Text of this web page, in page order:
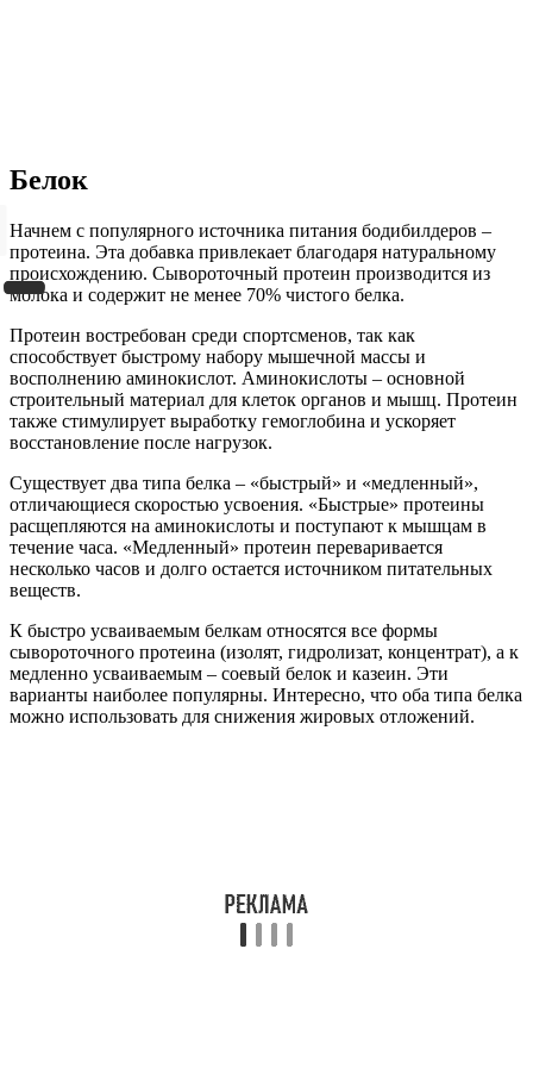
Белок
Начнем с популярного источника питания бодибилдеров –
протеина. Эта добавка привлекает благодаря натуральному
происхождению. Сывороточный протеин производится из
молока и содержит не менее 70% чистого белка.
Протеин востребован среди спортсменов, так как
способствует быстрому набору мышечной массы и
восполнению аминокислот. Аминокислоты – основной
строительный материал для клеток органов и мышц. Протеин
также стимулирует выработку гемоглобина и ускоряет
восстановление после нагрузок.
Существует два типа белка – «быстрый» и «медленный»,
отличающиеся скоростью усвоения. «Быстрые» протеины
расщепляются на аминокислоты и поступают к мышцам в
течение часа. «Медленный» протеин переваривается
несколько часов и долго остается источником питательных
веществ.
К быстро усваиваемым белкам относятся все формы
сывороточного протеина (изолят, гидролизат, концентрат), а к
медленно усваиваемым – соевый белок и казеин. Эти
варианты наиболее популярны. Интересно, что оба типа белка
можно использовать для снижения жировых отложений.